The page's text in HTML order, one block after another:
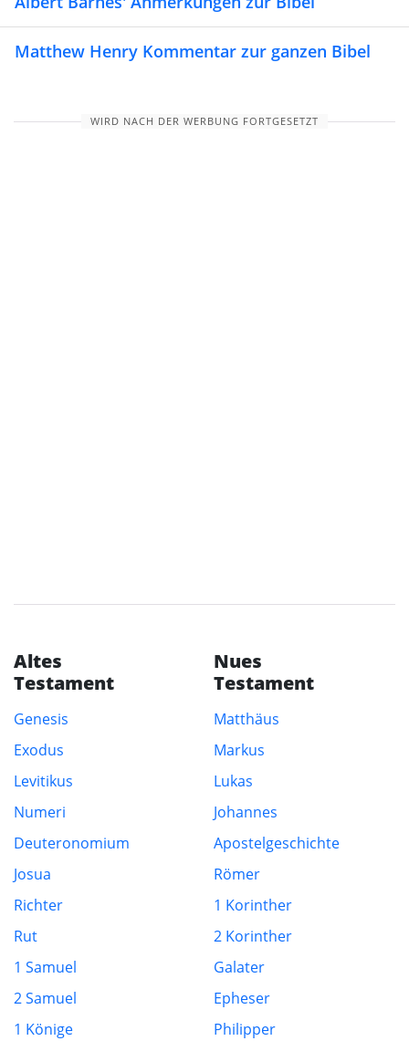
Matthew Henry Kommentar zur ganzen Bibel
WIRD NACH DER WERBUNG FORTGESETZT
Altes
Testament
Genesis
Exodus
Levitikus
Numeri
Deuteronomium
Josua
Richter
Rut
1 Samuel
2 Samuel
1 Könige
Nues
Testament
Matthäus
Markus
Lukas
Johannes
Apostelgeschichte
Römer
1 Korinther
2 Korinther
Galater
Epheser
Philipper